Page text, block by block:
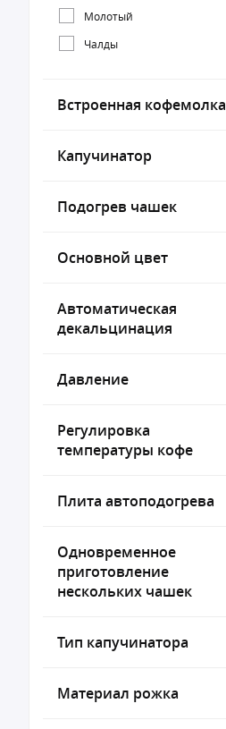
Молотый
Чалды
Встроенная кофемолка
Капучинатор
Подогрев чашек
Основной цвет
Автоматическая
декальцинация
Давление
Регулировка
температуры кофе
Плита автоподогрева
Одновременное
приготовление
нескольких чашек
Тип капучинатора
Материал рожка